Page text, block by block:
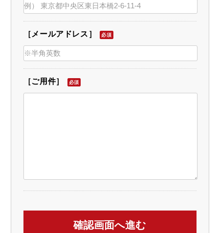
［メールアドレス］ 必須
［ご用件］ 必須